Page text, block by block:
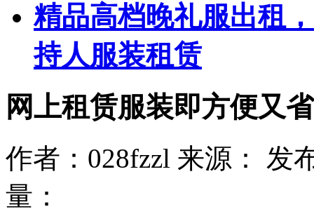
精品高档晚礼服出租
持人服装租赁
网上租赁服装即方便又
作者：028fzzl 来源： 发
量：